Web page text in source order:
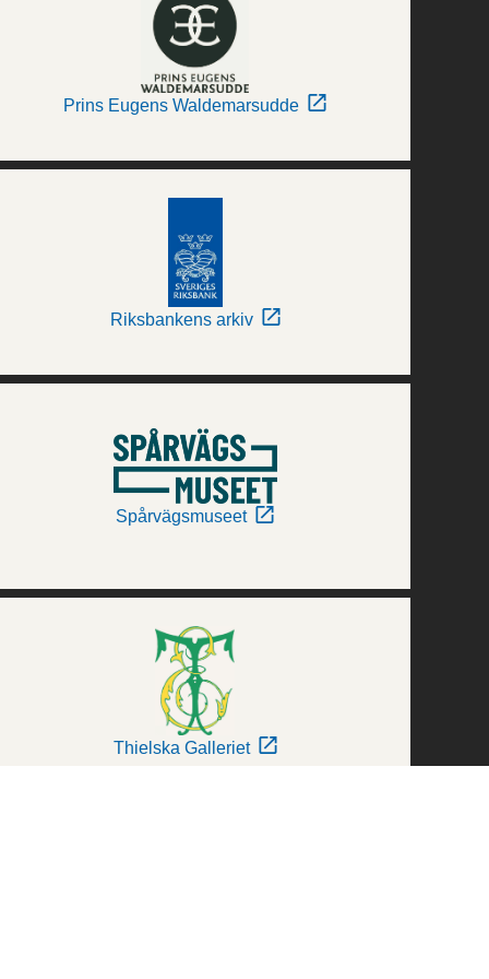
Prins Eugens Waldemarsudde
Riksbankens arkiv
Spårvägsmuseet
Thielska Galleriet